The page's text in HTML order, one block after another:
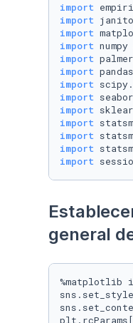
import
import
import
import numpy
import
import pandas
import
import
import
import
import
import
import
general
%matplotlib
plt.rcParams[